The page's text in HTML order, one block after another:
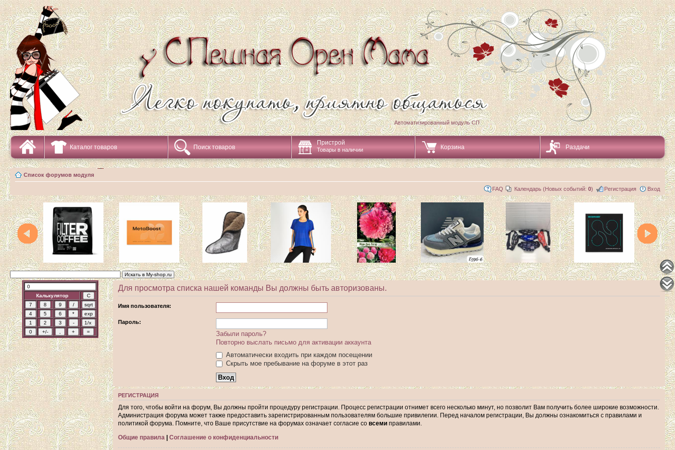
Автоматизированный модуль СП
Каталог товаров Поиск товаров
Пристрой
Товары в наличии Корзина Раздачи
Список форумов модуля
FAQ Календарь (Новых событий: 0) Регистрация Вход
Калькулятор
Для просмотра списка нашей команды Вы должны быть авторизованы.
Имя пользователя:
Пароль:
Забыли пароль?
Повторно выслать письмо для активации аккаунта
Автоматически входить при каждом посещении
Скрыть мое пребывание на форуме в этот раз
РЕГИСТРАЦИЯ
Для того, чтобы войти на форум, Вы должны пройти процедуру регистрации. Процесс регистрации отнимет всего несколько минут, но позволит Вам получить более широкие возможности.
Администрация форума может также предоставить зарегистрированным пользователям большие привилегии. Перед началом регистрации, Вы должны ознакомиться с правилами и
политикой форума. Помните, что Ваше присутствие на форумах означает согласие со всеми правилами.
Общие правила | Соглашение о конфиденциальности